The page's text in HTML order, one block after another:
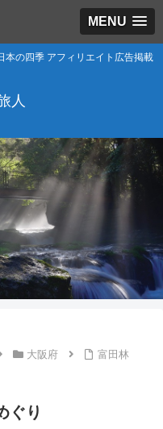
MENU
本の四季 アフィリエイト広告掲載
人
大阪府
富田林
ぐり